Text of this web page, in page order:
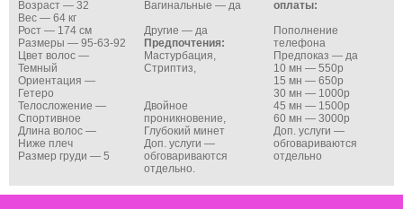
Возраст — 32
Вес — 64 кг
Рост — 174 см
Размеры — 95-63-92
Цвет волос —
Темный
Ориентация —
Гетеро
Телосложение —
Спортивное
Длина волос —
Ниже плеч
Размер груди — 5
Вагинальные — да
Другие — да
Предпочтения:
Мастурбация,
Стриптиз,
Двойное
проникновение,
Глубокий минет
Доп. услуги —
обговариваются
отдельно.
оплаты:
Пополнение
телефона
Предпоказ — да
10 мн — 550р
15 мн — 650р
30 мн — 1000р
45 мн — 1500р
60 мн — 3000р
Доп. услуги —
обговариваются
отдельно